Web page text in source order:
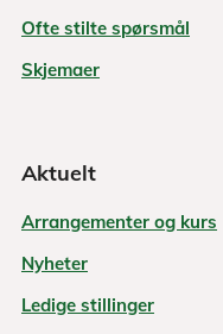
Ofte stilte spørsmål
Skjemaer
Aktuelt
Arrangementer og kurs
Nyheter
Ledige stillinger